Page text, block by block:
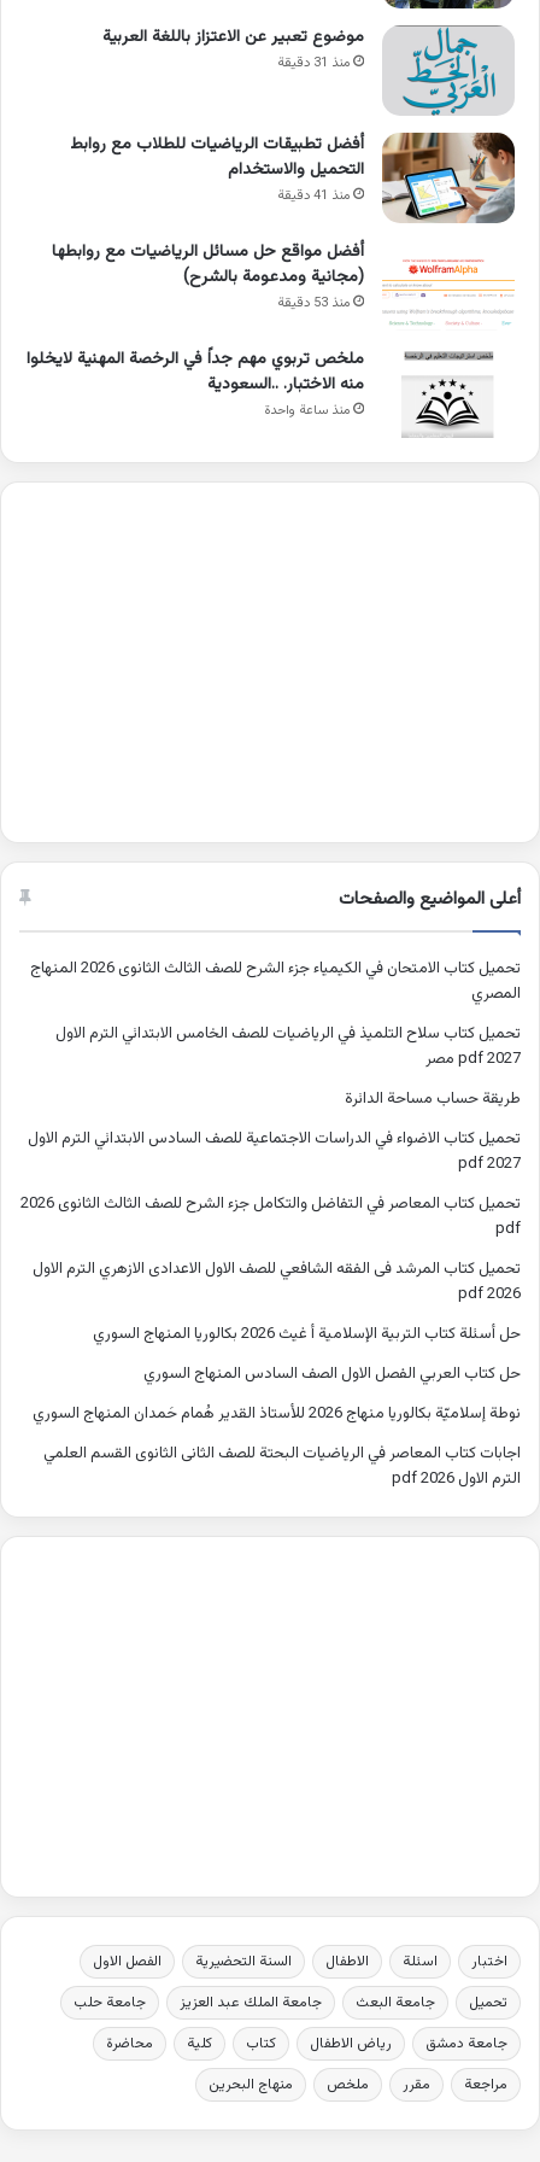
موضوع تعبير عن الاعتزاز باللغة العربية
منذ 31 دقيقة
أفضل تطبيقات الرياضيات للطلاب مع روابط
التحميل والاستخدام
منذ 41 دقيقة
أفضل مواقع حل مسائل الرياضيات مع روابطها
(مجانية ومدعومة بالشرح)
منذ 53 دقيقة
ملخص تربوي مهم جداً في الرخصة المهنية لايخلوا
منه الاختبار. ..السعودية
منذ ساعة واحدة
أعلى المواضيع والصفحات
تحميل كتاب الامتحان في الكيمياء جزء الشرح للصف الثالث الثانوى 2026 المنهاج
المصري
تحميل كتاب سلاح التلميذ في الرياضيات للصف الخامس الابتدائي الترم الاول
2027 pdf مصر
طريقة حساب مساحة الدائرة
تحميل كتاب الاضواء في الدراسات الاجتماعية للصف السادس الابتدائي الترم الاول
2027 pdf
تحميل كتاب المعاصر في التفاضل والتكامل جزء الشرح للصف الثالث الثانوى 2026
pdf
تحميل كتاب المرشد فى الفقه الشافعي للصف الاول الاعدادى الازهري الترم الاول
2026 pdf
حل أسئلة كتاب التربية الإسلامية أ غيث 2026 بكالوريا المنهاج السوري
حل كتاب العربي الفصل الاول الصف السادس المنهاج السوري
نوطة إسلاميّة بكالوريا منهاج 2026 للأستاذ القدير هُمام حَمدان المنهاج السوري
اجابات كتاب المعاصر في الرياضيات البحتة للصف الثانى الثانوى القسم العلمي
الترم الاول 2026 pdf
اختبار اسئلة الاطفال السنة التحضيرية
الفصل الاول
تحميل
جامعة البعث جامعة الملك عبد العزيز
جامعة حلب
جامعة دمشق
رياض الاطفال كتاب كلية
محاضرة
مراجعة
مقرر ملخص منهاج البحرين